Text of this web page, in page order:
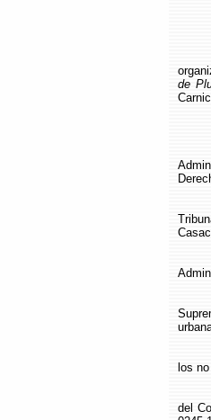
de
los
del